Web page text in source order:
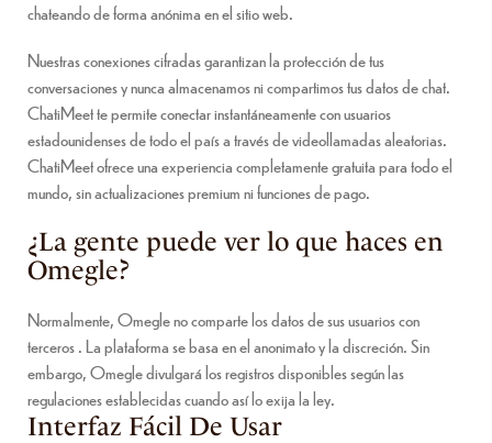
chateando de forma anónima en el sitio web.
Nuestras conexiones cifradas garantizan la protección de tus
conversaciones y nunca almacenamos ni compartimos tus datos de chat.
ChatiMeet te permite conectar instantáneamente con usuarios
estadounidenses de todo el país a través de videollamadas aleatorias.
ChatiMeet ofrece una experiencia completamente gratuita para todo el
mundo, sin actualizaciones premium ni funciones de pago.
¿La gente puede ver lo que haces en
Omegle?
Normalmente, Omegle no comparte los datos de sus usuarios con
terceros . La plataforma se basa en el anonimato y la discreción. Sin
embargo, Omegle divulgará los registros disponibles según las
regulaciones establecidas cuando así lo exija la ley.
Interfaz Fácil De Usar